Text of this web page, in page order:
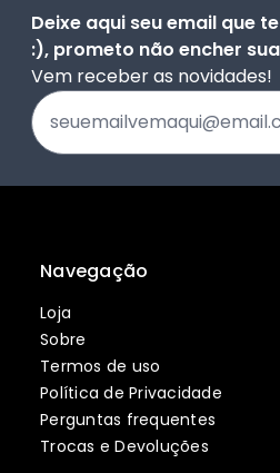
Deixe aqui seu email que
:), prometo não encher
Vem receber as novidades!
Navegação
Loja
Sobre
Termos de uso
Política de Privacidade
Perguntas frequentes
Trocas e Devoluções